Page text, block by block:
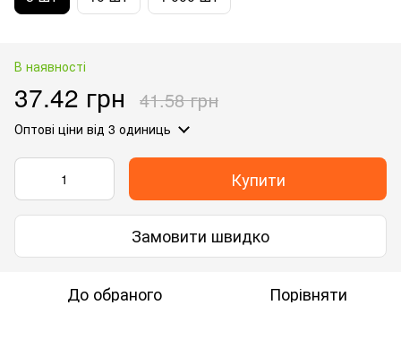
В наявності
37.42 грн 41.58 грн
Оптові ціни від 3 одиниць
Купити
Замовити швидко
До обраного Порівняти